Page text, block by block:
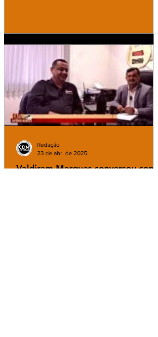
Valdiram Marques conversou com
Redação
23 de abr. de 2025